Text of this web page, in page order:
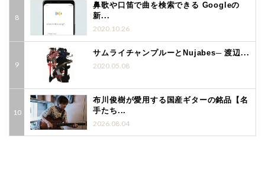
鼻歌や口笛で曲を検索できる Googleの
新...
2020.10.26
サムライチャンプルーとNujabes─ 渡辺...
2020.05.08
布川俊樹が愛用する国産ギターの銘品【名
手たち...
2026.08.04